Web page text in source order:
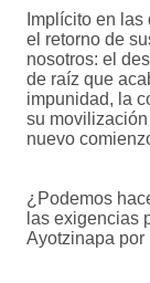
Implícito en
el retorno de
nosotros: el
de raíz que
impunidad, la
su
nuevo
¿Podemos
las exigencias
Ayotzinapa por